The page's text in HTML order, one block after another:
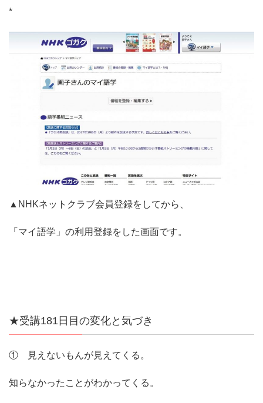
*
▲NHKネットクラブ会員登録をしてから、
「マイ語学」の利用登録をした画面です。
★受講181日目の変化と気づき
① 見えないもんが見えてくる。
知らなかったことがわかってくる。